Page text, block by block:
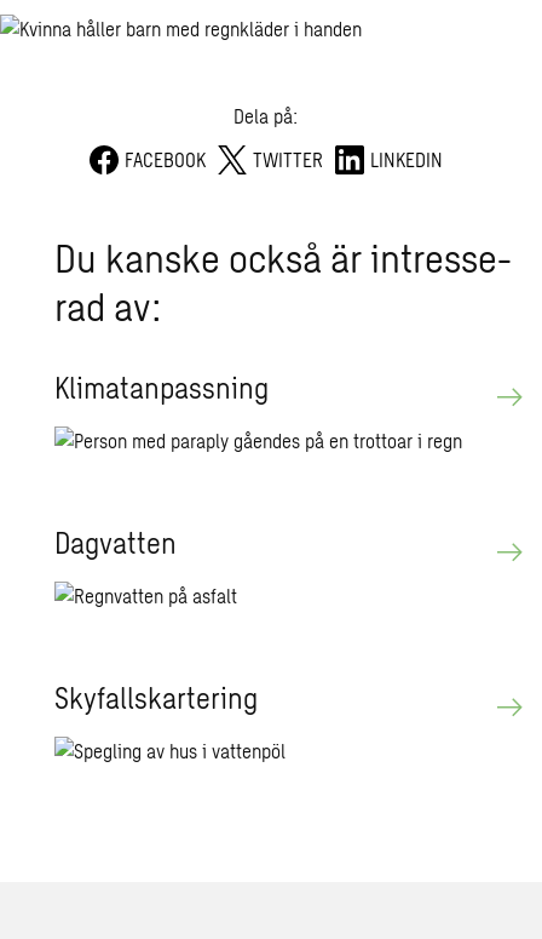
Dela på:
FACEBOOK
TWITTER LINKEDIN
Du kanske också är in­tres­se­
rad av:
Kli­ma­tan­pass­ning
Dag­vat­ten
Sky­fallskar­te­ring